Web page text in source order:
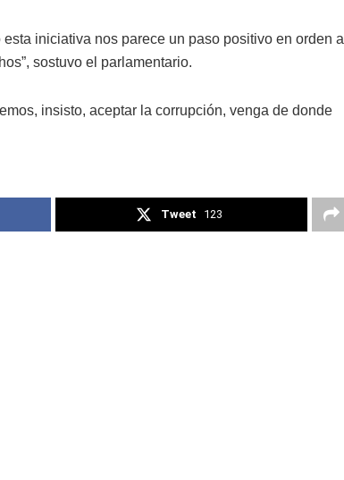
iniciativa nos parece un paso positivo en orden a
sostuvo el parlamentario.
insisto, aceptar la corrupción, venga de donde
Tweet 123